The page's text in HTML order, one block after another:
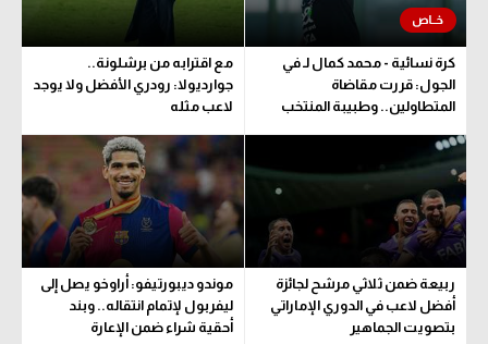
كرة نسائية - محمد كمال لـ في
الجول: قررت مقاضاة
المتطاولين.. وطبيبة المنتخب
مع اقترابه من برشلونة..
جوارديولا: رودري الأفضل ولا يوجد
لاعب مثله
ربيعة ضمن ثلاثي مرشح لجائزة
أفضل لاعب في الدوري الإماراتي
بتصويت الجماهير
موندو ديبورتيفو: أراوخو يصل إلى
ليفربول لإتمام انتقاله.. وبند
أحقية شراء ضمن الإعارة